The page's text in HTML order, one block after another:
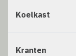
Koelkast
Kranten